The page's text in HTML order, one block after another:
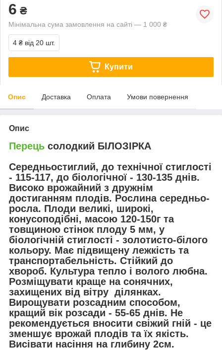
6 ₴
Мінімальна сума замовлення на сайті — 1 000 ₴
4 ₴ від 20 шт.
Купити
Опис Доставка Оплата Умови повернення
Опис
Перець солодкий БІЛОЗІРКА
Середньостиглий, до технічної стиглості
- 115-117, до біологічної - 130-135 днів.
Високо врожайний з дружнім
достиганням плодів. Рослина середньо-
росла. Плоди великі, широкі,
конусоподібні, масою 120-150г та
товщиною стінок плоду 5 мм, у
біологічній стиглості - золотисто-білого
кольору. Має підвищену лежкість та
транспортабельність. Стійкий до
хвороб. Культура тепло і волого любна.
Розміщувати краще на сонячних,
захищених від вітру ділянках.
Вирощувати розсадним способом,
кращий вік розсади - 55-65 днів. Не
рекомендується вносити свіжий гній - це
зменшує врожай плодів та їх якість.
Висівати насіння на глибину 2см.